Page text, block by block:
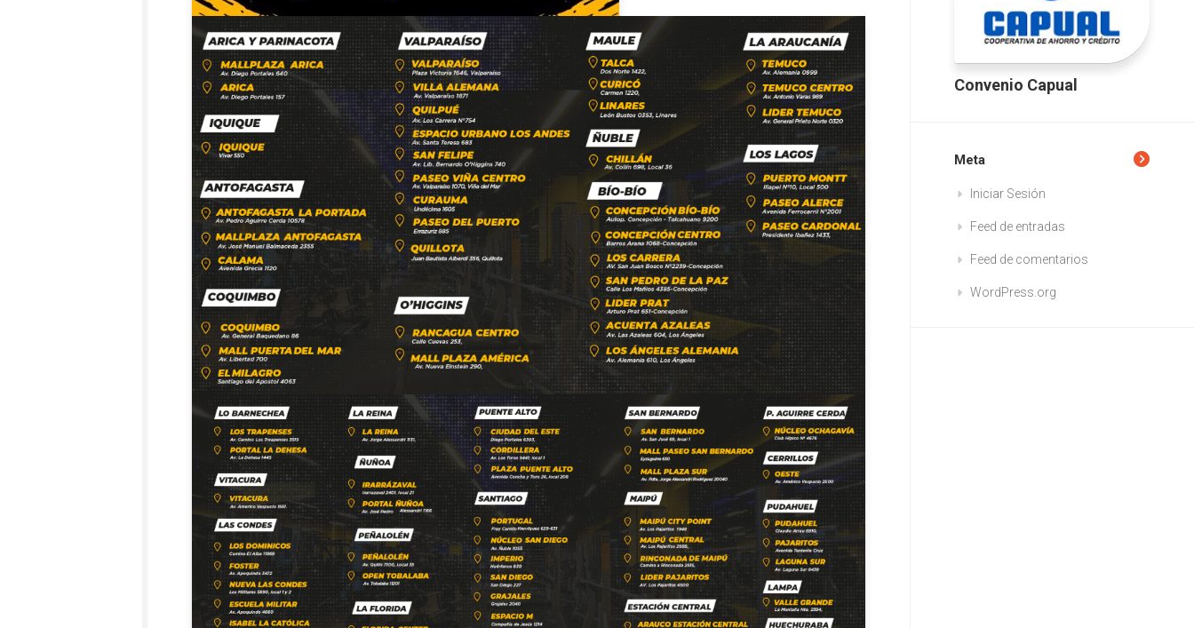
Convenio Capual
Meta
Iniciar Sesión
Feed de entradas
Feed de comentarios
WordPress.org